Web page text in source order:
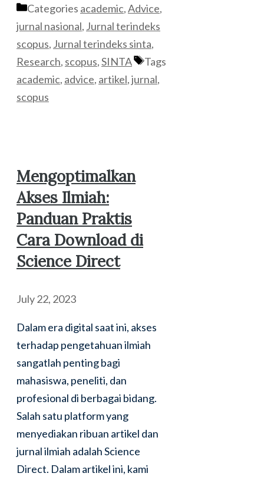
Categories academic,Advice,
jurnal nasional, Jurnal terindeks
scopus, Jurnal terindeks sinta,
Research, scopus,SINTA
Tags
academic, advice, artikel,jurnal,
scopus
Mengoptimalkan
Akses Ilmiah:
Panduan Praktis
Cara Download di
Science Direct
July 22, 2023
Dalam era digital saat ini, akses
terhadap pengetahuan ilmiah
sangatlah penting bagi
mahasiswa, peneliti, dan
profesional di berbagai bidang.
Salah satu platform yang
menyediakan ribuan artikel dan
jurnal ilmiah adalah Science
Direct. Dalam artikel ini, kami